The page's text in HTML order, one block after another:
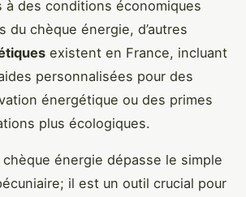
à des conditions économiques
du chèque énergie, d’autres
existent en France, incluant
personnalisées pour des
énergétique ou des primes
plus écologiques.
chèque énergie dépasse le simple
il est un outil crucial pour